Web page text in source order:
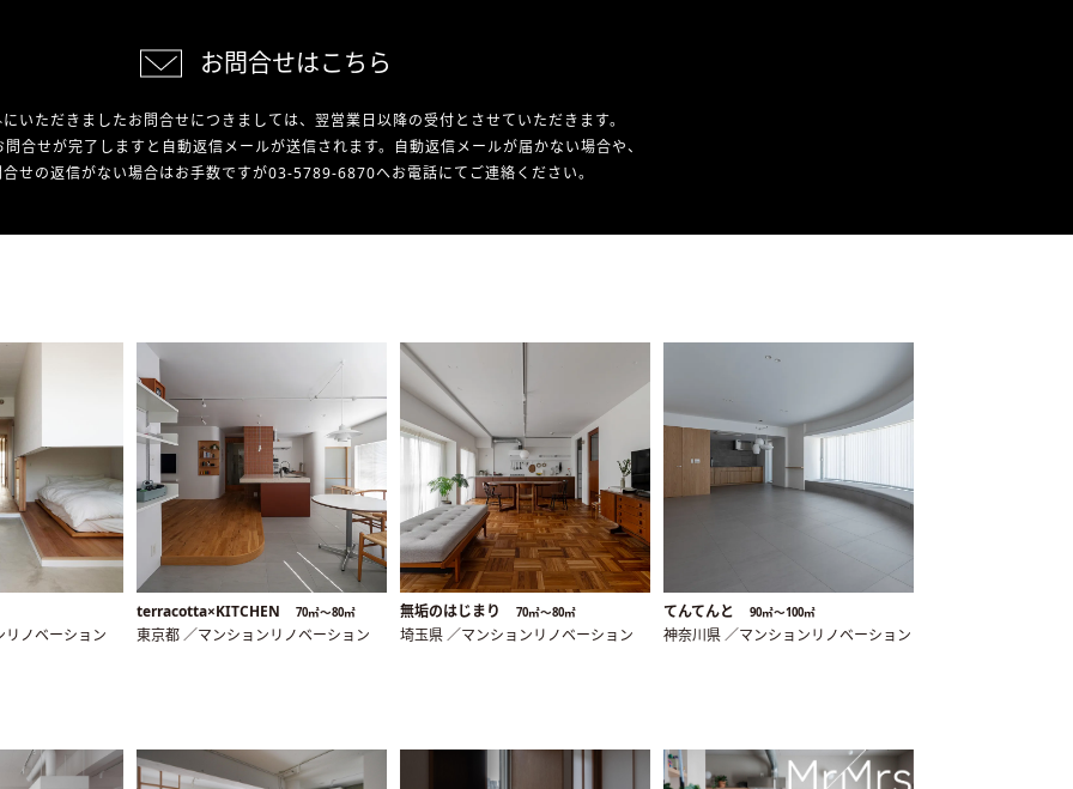
お問合せはこちら
いただきましたお問合せにつきましては、翌営業日以降の受付とさせていただきます。
合せが完了しますと自動返信メールが送信されます。自動返信メールが届かない場合や、
合せの返信がない場合はお手数ですが03-5789-6870へお電話にてご連絡ください。
リノベーション
terracotta×KITCHEN 70㎡〜80㎡
東京都 ／マンションリノベーション
無垢のはじまり 70㎡〜80㎡
埼玉県 ／マンションリノベーション
てんてんと 90㎡〜100㎡
神奈川県 ／マンションリノベーション